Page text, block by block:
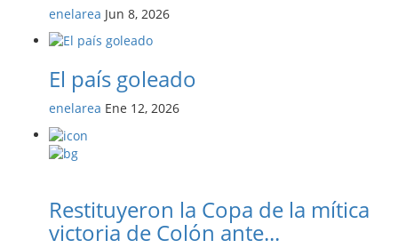
enelarea Jun 8, 2026
El país goleado
enelarea Ene 12, 2026
Restituyeron la Copa de la mítica
victoria de Colón ante...